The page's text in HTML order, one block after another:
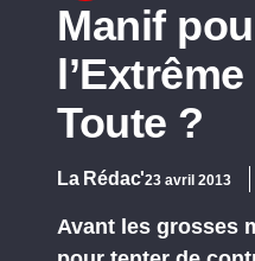
Manif
Toute ?
La Rédac'23 avril 2013
Avant les grosses